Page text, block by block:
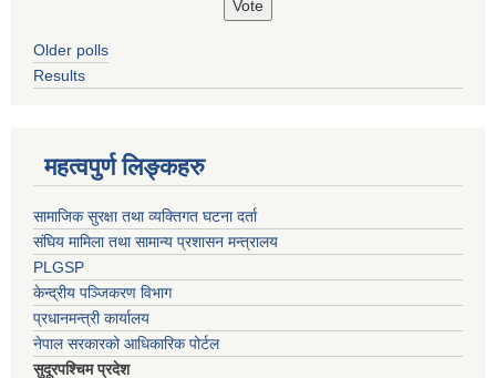
Older polls
Results
महत्वपुर्ण लिङ्कहरु
सामाजिक सुरक्षा तथा व्यक्तिगत घटना दर्ता
संघिय मामिला तथा सामान्य प्रशासन मन्त्रालय
PLGSP
केन्द्रीय पञ्जिकरण विभाग
प्रधानमन्त्री कार्यालय
नेपाल सरकारको आधिकारिक पोर्टल
सुदूरपश्चिम प्रदेश